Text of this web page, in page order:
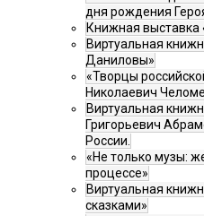
дня рождения
Книжная выставка
Виртуальная
Даниловы»
«Творцы
Николаевич
Виртуальная
Григорьевич
России.
«Не только музы:
процессе»
Виртуальная
сказками»